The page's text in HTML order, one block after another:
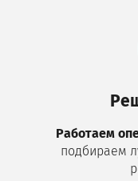
Работаем
подбираем